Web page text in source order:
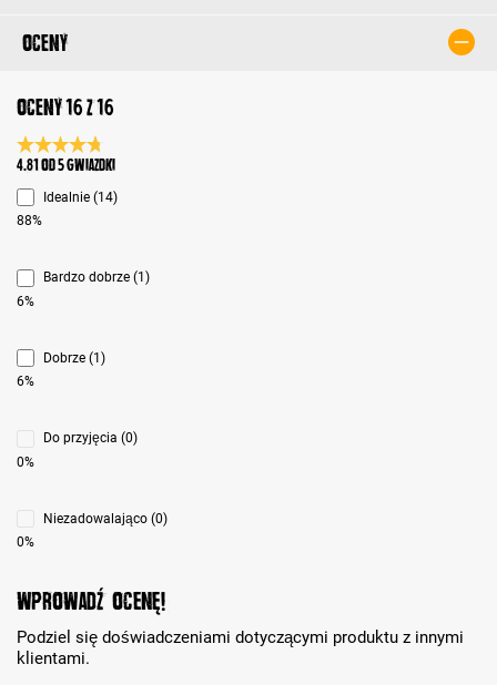
Oceny
Oceny 16 z 16
Średnia ocena 4.8 z 5 gwiazdek
4.81 od 5 Gwiazdki
Idealnie (14)
88%
Bardzo dobrze (1)
6%
Dobrze (1)
6%
Do przyjęcia (0)
0%
Niezadowalająco (0)
0%
Wprowadź ocenę!
Podziel się doświadczeniami dotyczącymi produktu z innymi
klientami.